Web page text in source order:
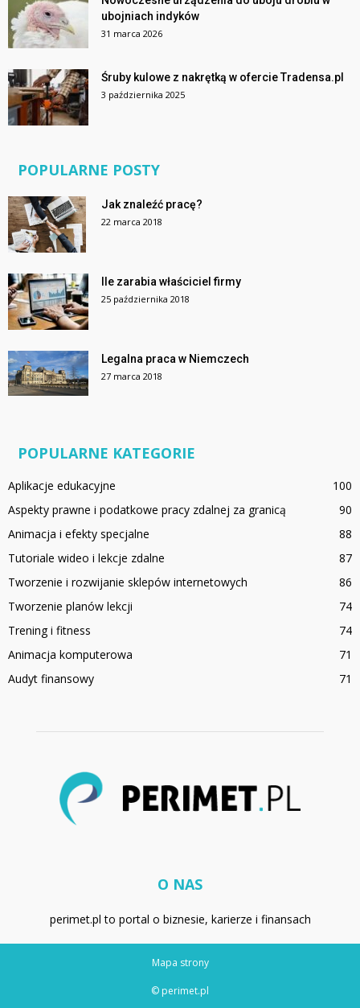
ubojniach indyków
31 marca 2026
Śruby kulowe z nakrętką w ofercie Tradensa.pl
3 października 2025
POPULARNE POSTY
Jak znaleźć pracę?
22 marca 2018
Ile zarabia właściciel firmy
25 października 2018
Legalna praca w Niemczech
27 marca 2018
POPULARNE KATEGORIE
Aplikacje edukacyjne
100
Aspekty prawne i podatkowe pracy zdalnej za granicą
90
Animacja i efekty specjalne
88
Tutoriale wideo i lekcje zdalne
87
Tworzenie i rozwijanie sklepów internetowych
86
Tworzenie planów lekcji
74
Trening i fitness
74
Animacja komputerowa
71
Audyt finansowy
71
O NAS
perimet.pl to portal o biznesie, karierze i finansach
Mapa strony
© perimet.pl